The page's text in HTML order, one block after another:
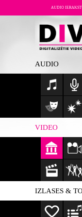
AUDIO
AUDIO
VIDEO
IZLASES &